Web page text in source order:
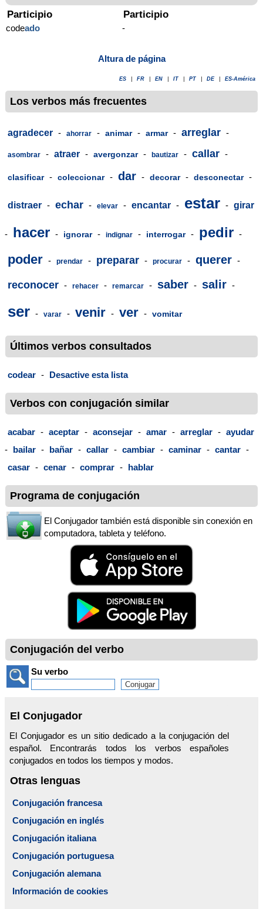
Participio
codeado
Participio
-
Altura de página
ES FR EN IT PT DE ES-América
Los verbos más frecuentes
agradecer - ahorrar - animar - armar - arreglar -
asombrar - atraer - avergonzar - bautizar - callar -
clasificar - coleccionar - dar - decorar - desconectar -
distraer - echar - elevar - encantar - estar - girar
- hacer - ignorar - indignar - interrogar - pedir -
poder - prendar - preparar - procurar - querer -
reconocer - rehacer - remarcar - saber - salir -
ser - varar - venir - ver - vomitar
Últimos verbos consultados
codear - Desactive esta lista
Verbos con conjugación similar
acabar - aceptar - aconsejar - amar - arreglar - ayudar
- bailar - bañar - callar - cambiar - caminar - cantar -
casar - cenar - comprar - hablar
Programa de conjugación
El Conjugador también está disponible sin conexión en
computadora, tableta y teléfono.
Conjugación del verbo
Su verbo
El Conjugador
El Conjugador es un sitio dedicado a la conjugación del
español. Encontrarás todos los verbos españoles
conjugados en todos los tiempos y modos.
Otras lenguas
Conjugación francesa
Conjugación en inglés
Conjugación italiana
Conjugación portuguesa
Conjugación alemana
Información de cookies